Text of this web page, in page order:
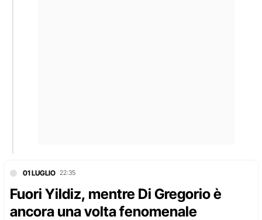
01 LUGLIO 22:35
Fuori Yildiz, mentre Di Gregorio è
ancora una volta fenomenale